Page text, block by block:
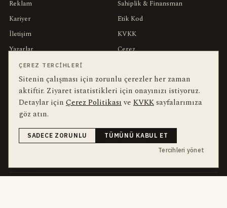
Reklam
Kariyer
İletişim
Yazarlar
Muhabirler
Editörler
Sahiplik & Finansman
Etik Kod
KVKK
Çerez
Kullanım Şartları
YEREL ARANANLAR
İnegöl inegol-belediyesi alper-taban trafik-kazasi
İnegöl Haber
Haberler
Güncel Bursa
ÇEREZ TERCIHLERI
Sitenin çalışması için zorunlu çerezler her zaman
aktiftir. Ziyaret istatistikleri için onayınızı istiyoruz.
Detaylar için Çerez Politikasıve KVKKsayfalarımıza
göz atın.
SADECE ZORUNLU
TÜMÜNÜ KABUL ET
Tercihleri yönet